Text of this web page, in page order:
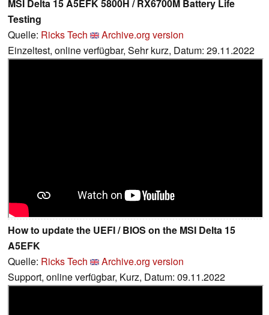
MSI Delta 15 A5EFK 5800H / RX6700M Battery Life
Testing
Quelle: Ricks Tech
Archive.org version
Einzeltest, online verfügbar, Sehr kurz, Datum: 29.11.2022
How to update the UEFI / BIOS on the MSI Delta 15
A5EFK
Quelle: Ricks Tech
Archive.org version
Support, online verfügbar, Kurz, Datum: 09.11.2022